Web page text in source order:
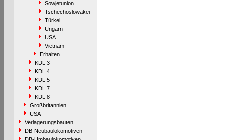
Sowjetunion
Tschechoslowakei
Türkei
Ungarn
USA
Vietnam
Erhalten
KDL 3
KDL 4
KDL 5
KDL 7
KDL 8
Großbritannien
USA
Verlagerungsbauten
DB-Neubaulokomotiven